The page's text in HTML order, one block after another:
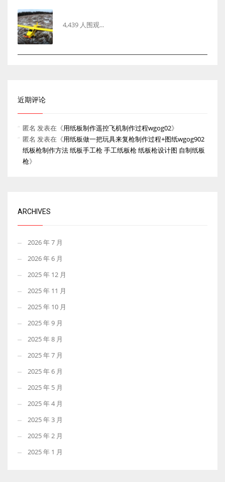
4,439 人围观...
近期评论
匿名 发表在《用纸板制作遥控飞机制作过程wgog02》
匿名 发表在《用纸板做一把玩具来复枪制作过程+图纸wgog902
纸板枪制作方法 纸板手工枪 手工纸板枪 纸板枪设计图 自制纸板
枪》
ARCHIVES
2026 年 7 月
2026 年 6 月
2025 年 12 月
2025 年 11 月
2025 年 10 月
2025 年 9 月
2025 年 8 月
2025 年 7 月
2025 年 6 月
2025 年 5 月
2025 年 4 月
2025 年 3 月
2025 年 2 月
2025 年 1 月